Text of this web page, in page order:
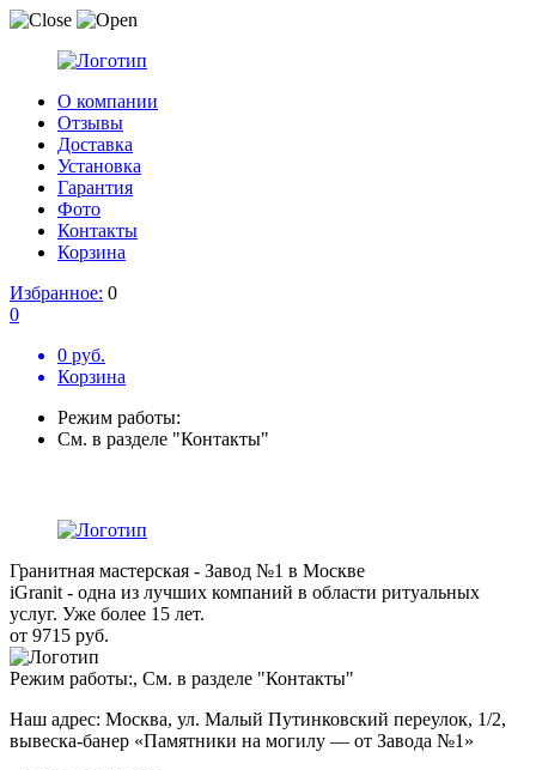
О компании
Отзывы
Доставка
Установка
Гарантия
Фото
Контакты
Корзина
Избранное: 0
0
0 руб.
Корзина
Режим работы:
См. в разделе "Контакты"
Гранитная мастерская - Завод №1 в Москве
iGranit - одна из лучших компаний в области ритуальных
услуг. Уже более 15 лет.
от 9715 руб.
Режим работы:, См. в разделе "Контакты"
Наш адрес: Москва, ул. Малый Путинковский переулок, 1/2,
вывеска-банер «Памятники на могилу — от Завода №1»